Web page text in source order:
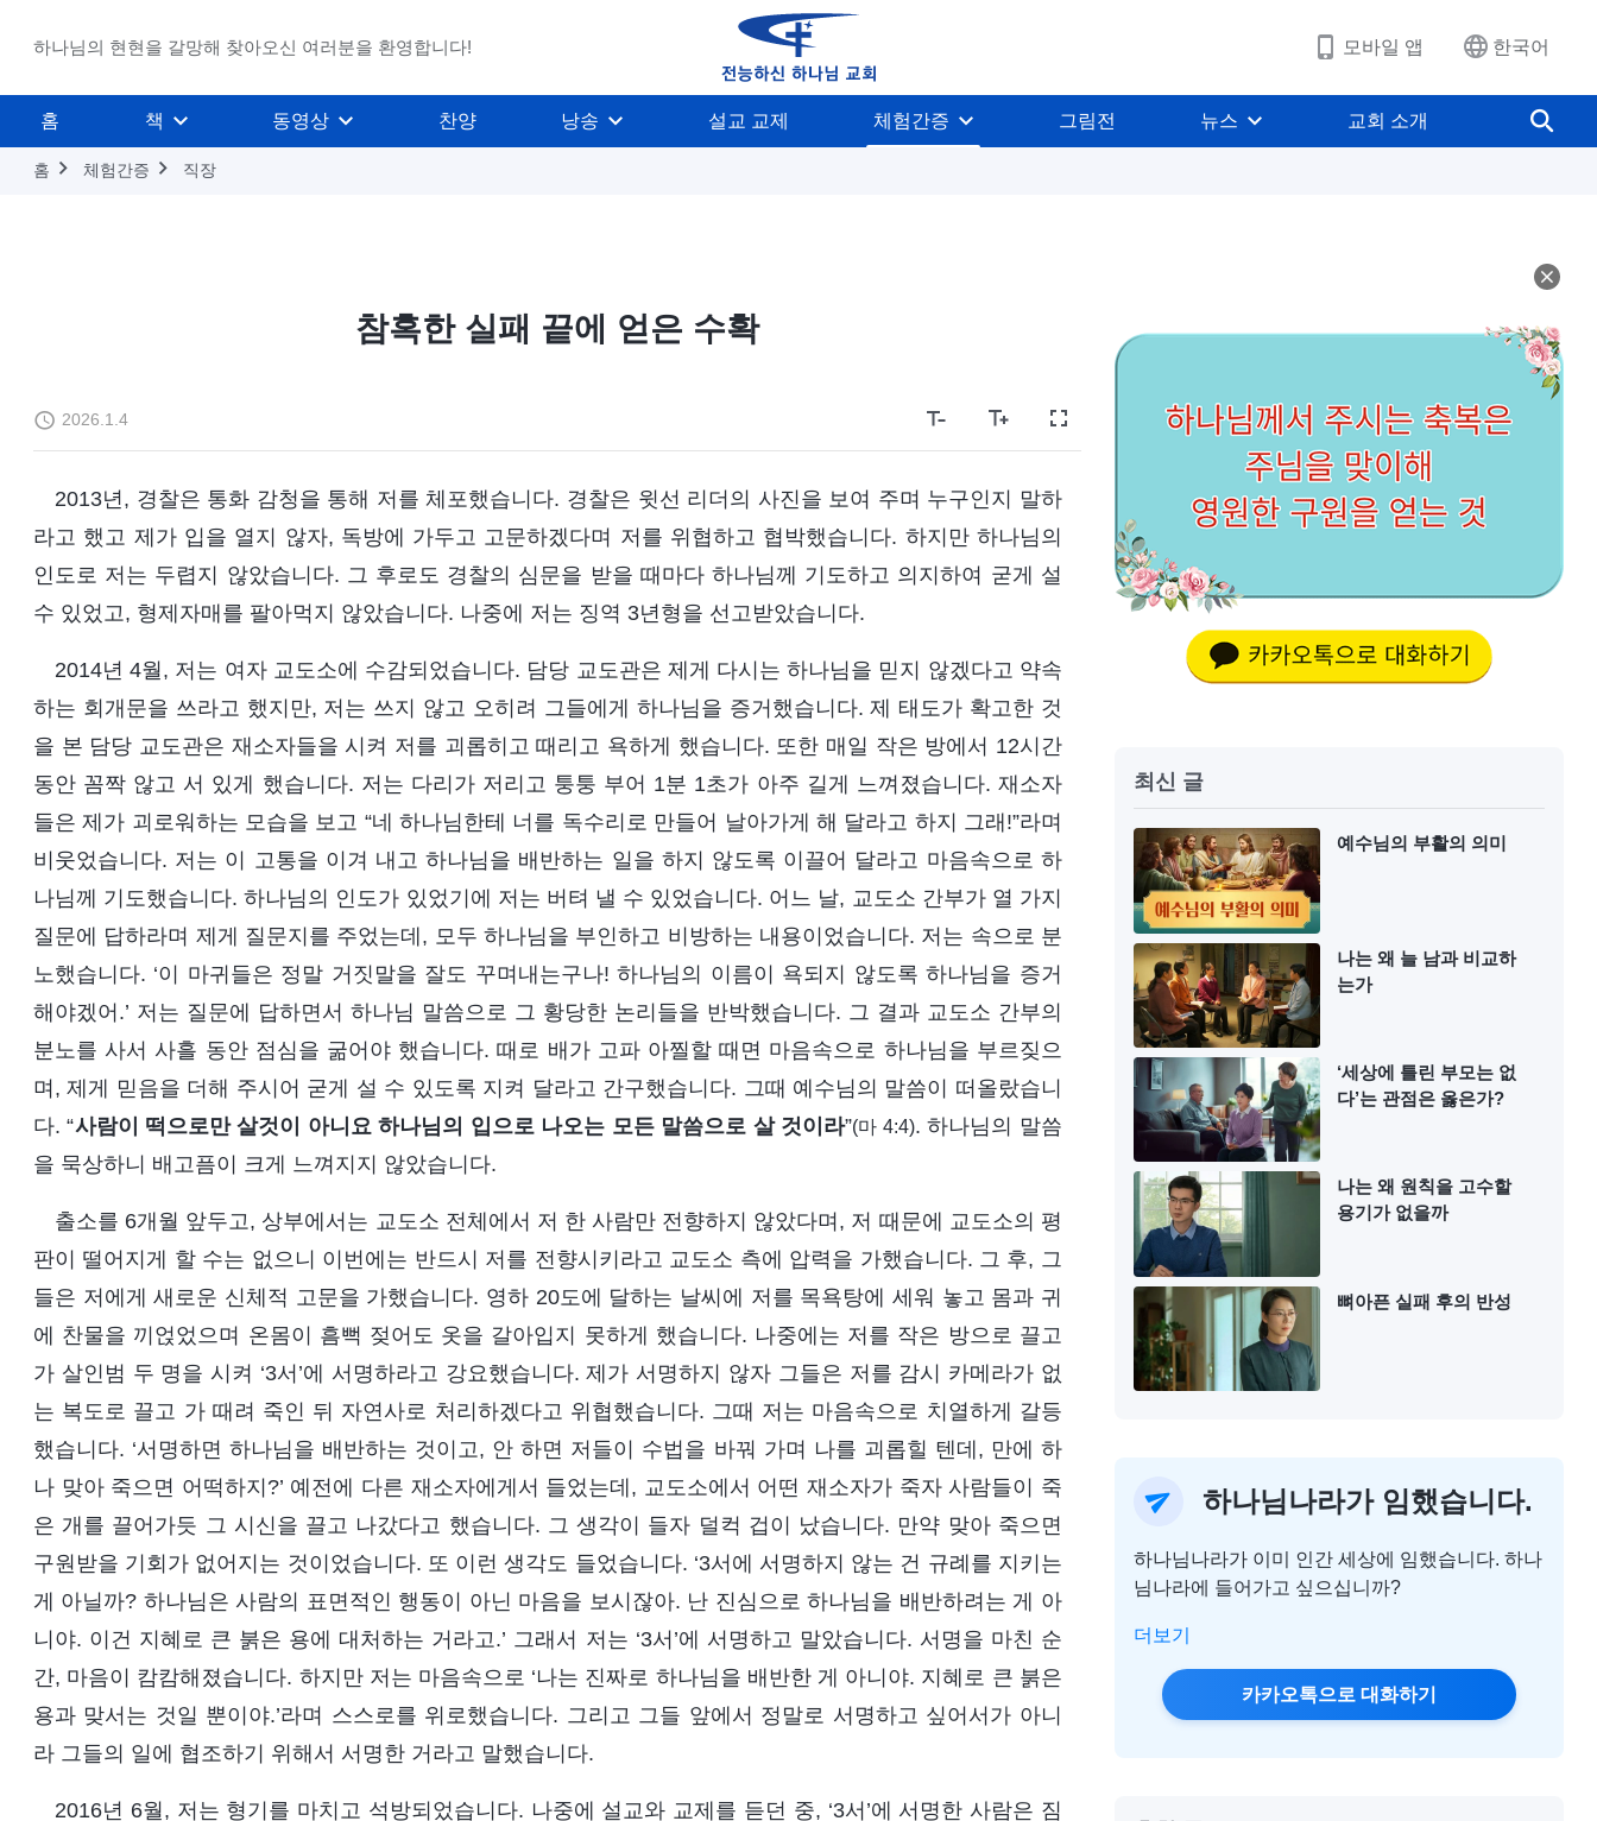
하나님의 현현을 갈망해 찾아오신 여러분을 환영합니다! 모바일 앱 한국어
홈 책 동영상 찬양 낭송 설교 교제 체험간증 그림전 뉴스 교회 소개
홈 체험간증 직장
참혹한 실패 끝에 얻은 수확
2026.1.4
2013년, 경찰은 통화 감청을 통해 저를 체포했습니다. 경찰은 윗선 리더의 사진을 보여 주며 누구인지 말하
라고 했고 제가 입을 열지 않자, 독방에 가두고 고문하겠다며 저를 위협하고 협박했습니다. 하지만 하나님의
인도로 저는 두렵지 않았습니다. 그 후로도 경찰의 심문을 받을 때마다 하나님께 기도하고 의지하여 굳게 설
수 있었고, 형제자매를 팔아먹지 않았습니다. 나중에 저는 징역 3년형을 선고받았습니다.
2014년 4월, 저는 여자 교도소에 수감되었습니다. 담당 교도관은 제게 다시는 하나님을 믿지 않겠다고 약속
하는 회개문을 쓰라고 했지만, 저는 쓰지 않고 오히려 그들에게 하나님을 증거했습니다. 제 태도가 확고한 것
을 본 담당 교도관은 재소자들을 시켜 저를 괴롭히고 때리고 욕하게 했습니다. 또한 매일 작은 방에서 12시간
동안 꼼짝 않고 서 있게 했습니다. 저는 다리가 저리고 퉁퉁 부어 1분 1초가 아주 길게 느껴졌습니다. 재소자
들은 제가 괴로워하는 모습을 보고 “네 하나님한테 너를 독수리로 만들어 날아가게 해 달라고 하지 그래!”라며
비웃었습니다. 저는 이 고통을 이겨 내고 하나님을 배반하는 일을 하지 않도록 이끌어 달라고 마음속으로 하
나님께 기도했습니다. 하나님의 인도가 있었기에 저는 버텨 낼 수 있었습니다. 어느 날, 교도소 간부가 열 가지
질문에 답하라며 제게 질문지를 주었는데, 모두 하나님을 부인하고 비방하는 내용이었습니다. 저는 속으로 분
노했습니다. ‘이 마귀들은 정말 거짓말을 잘도 꾸며내는구나! 하나님의 이름이 욕되지 않도록 하나님을 증거
해야겠어.’ 저는 질문에 답하면서 하나님 말씀으로 그 황당한 논리들을 반박했습니다. 그 결과 교도소 간부의
분노를 사서 사흘 동안 점심을 굶어야 했습니다. 때로 배가 고파 아찔할 때면 마음속으로 하나님을 부르짖으
며, 제게 믿음을 더해 주시어 굳게 설 수 있도록 지켜 달라고 간구했습니다. 그때 예수님의 말씀이 떠올랐습니
다. “사람이 떡으로만 살것이 아니요 하나님의 입으로 나오는 모든 말씀으로 살 것이라”(마 4:4). 하나님의 말씀
을 묵상하니 배고픔이 크게 느껴지지 않았습니다.
출소를 6개월 앞두고, 상부에서는 교도소 전체에서 저 한 사람만 전향하지 않았다며, 저 때문에 교도소의 평
판이 떨어지게 할 수는 없으니 이번에는 반드시 저를 전향시키라고 교도소 측에 압력을 가했습니다. 그 후, 그
들은 저에게 새로운 신체적 고문을 가했습니다. 영하 20도에 달하는 날씨에 저를 목욕탕에 세워 놓고 몸과 귀
에 찬물을 끼얹었으며 온몸이 흠뻑 젖어도 옷을 갈아입지 못하게 했습니다. 나중에는 저를 작은 방으로 끌고
가 살인범 두 명을 시켜 ‘3서’에 서명하라고 강요했습니다. 제가 서명하지 않자 그들은 저를 감시 카메라가 없
는 복도로 끌고 가 때려 죽인 뒤 자연사로 처리하겠다고 위협했습니다. 그때 저는 마음속으로 치열하게 갈등
했습니다. ‘서명하면 하나님을 배반하는 것이고, 안 하면 저들이 수법을 바꿔 가며 나를 괴롭힐 텐데, 만에 하
나 맞아 죽으면 어떡하지?’ 예전에 다른 재소자에게서 들었는데, 교도소에서 어떤 재소자가 죽자 사람들이 죽
은 개를 끌어가듯 그 시신을 끌고 나갔다고 했습니다. 그 생각이 들자 덜컥 겁이 났습니다. 만약 맞아 죽으면
구원받을 기회가 없어지는 것이었습니다. 또 이런 생각도 들었습니다. ‘3서에 서명하지 않는 건 규례를 지키는
게 아닐까? 하나님은 사람의 표면적인 행동이 아닌 마음을 보시잖아. 난 진심으로 하나님을 배반하려는 게 아
니야. 이건 지혜로 큰 붉은 용에 대처하는 거라고.’ 그래서 저는 ‘3서’에 서명하고 말았습니다. 서명을 마친 순
간, 마음이 캄캄해졌습니다. 하지만 저는 마음속으로 ‘나는 진짜로 하나님을 배반한 게 아니야. 지혜로 큰 붉은
용과 맞서는 것일 뿐이야.’라며 스스로를 위로했습니다. 그리고 그들 앞에서 정말로 서명하고 싶어서가 아니
라 그들의 일에 협조하기 위해서 서명한 거라고 말했습니다.
2016년 6월, 저는 형기를 마치고 석방되었습니다. 나중에 설교와 교제를 듣던 중, ‘3서’에 서명한 사람은 짐
최신 글
예수님의 부활의 의미
나는 왜 늘 남과 비교하
는가
‘세상에 틀린 부모는 없
다’는 관점은 옳은가?
나는 왜 원칙을 고수할
용기가 없을까
뼈아픈 실패 후의 반성
하나님나라가 임했습니다.
하나님나라가 이미 인간 세상에 임했습니다. 하나
님나라에 들어가고 싶으십니까?
더보기
카카오톡으로 대화하기